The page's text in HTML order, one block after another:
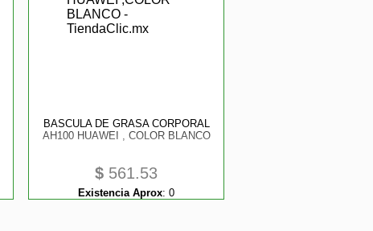
BASCULA DE GRASA CORPORAL
AH100 HUAWEI , COLOR BLANCO
$ 561.53
Existencia Aprox: 0